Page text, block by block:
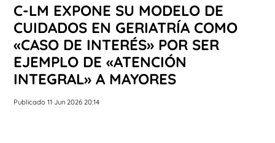
C-LM EXPONE SU MODELO DE
CUIDADOS EN GERIATRÍA COMO
«CASO DE INTERÉS» POR SER
EJEMPLO DE «ATENCIÓN
INTEGRAL» A MAYORES
Publicado 11 Jun 2026 20:14